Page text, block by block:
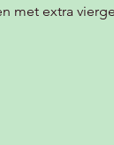
met extra